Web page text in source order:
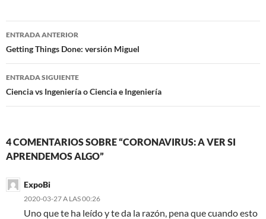
Navegación
de
entradas
ENTRADA ANTERIOR
Getting Things Done: versión Miguel
ENTRADA SIGUIENTE
Ciencia vs Ingeniería o Ciencia e Ingeniería
4 COMENTARIOS SOBRE “CORONAVIRUS: A VER SI
APRENDEMOS ALGO”
ExpoBi
2020-03-27 A LAS 00:26
Uno que te ha leído y te da la razón, pena que cuando esto